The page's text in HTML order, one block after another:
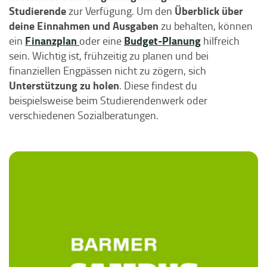
Studierendezur Verfügung. Um den Überblick über
deine Einnahmen und Ausgaben zu behalten, können
ein Finanzplan oder eine Budget-Planung hilfreich
sein. Wichtig ist, frühzeitig zu planen und bei
finanziellen Engpässen nicht zu zögern, sich
Unterstützung zu holen. Diese findest du
beispielsweise beim Studierendenwerk oder
verschiedenen Sozialberatungen.